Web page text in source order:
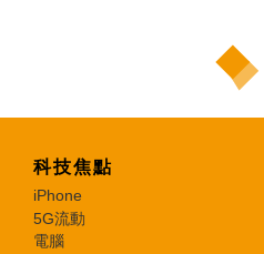
科技焦點
iPhone
5G流動
電腦